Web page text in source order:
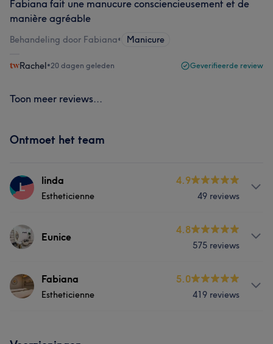
Fabiana fait une manucure consciencieusement et de
manière agréable
Behandeling door Fabiana• Manicure
Rachel•20 dagen geleden Geverifieerde review
Toon meer reviews...
Ontmoet het team
L linda
Estheticienne
4.9
49 reviews
Behandelingen
Gezicht Medische esthetiek
Eunice
4.8
575 reviews
Behandelingen
Fabiana
Estheticienne
5.0
419 reviews